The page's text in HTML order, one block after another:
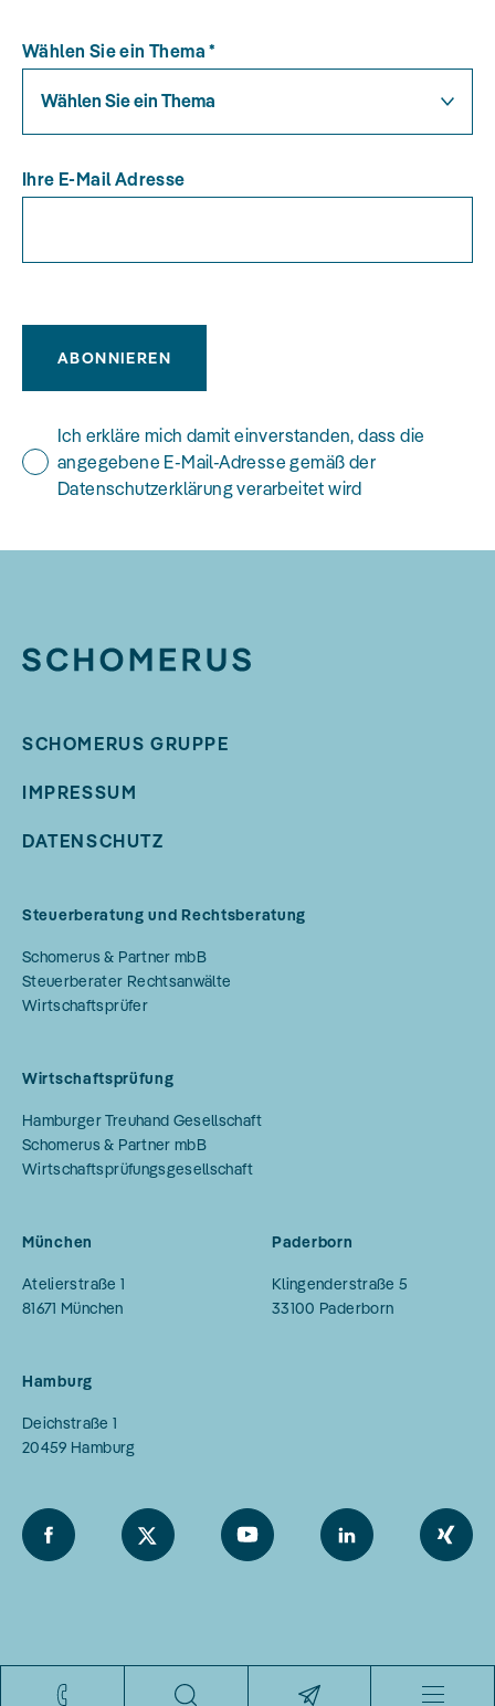
Wählen Sie ein Thema *
Wählen Sie ein Thema
Ihre E-Mail Adresse
ABONNIEREN
Ich erkläre mich damit einverstanden, dass die
angegebene E-Mail-Adresse gemäß der
Datenschutzerklärung verarbeitet wird
SCHOMERUS GRUPPE
IMPRESSUM
DATENSCHUTZ
Steuerberatung und Rechtsberatung
Schomerus & Partner mbB
Steuerberater Rechtsanwälte
Wirtschaftsprüfer
Wirtschaftsprüfung
Hamburger Treuhand Gesellschaft
Schomerus & Partner mbB
Wirtschaftsprüfungsgesellschaft
München
Atelierstraße 1
81671 München
Paderborn
Klingenderstraße 5
33100 Paderborn
Hamburg
Deichstraße 1
20459 Hamburg